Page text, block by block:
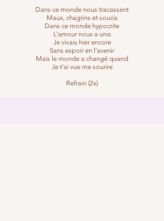
Dans ce monde nous tracassent
Maux, chagrins et soucis
Dans ce monde hypocrite
L’amour nous a unis
Je vivais hier encore
Sans espoir en l’avenir
Mais le monde a changé quand
Je t’ai vue me sourire
Refrain (2x)